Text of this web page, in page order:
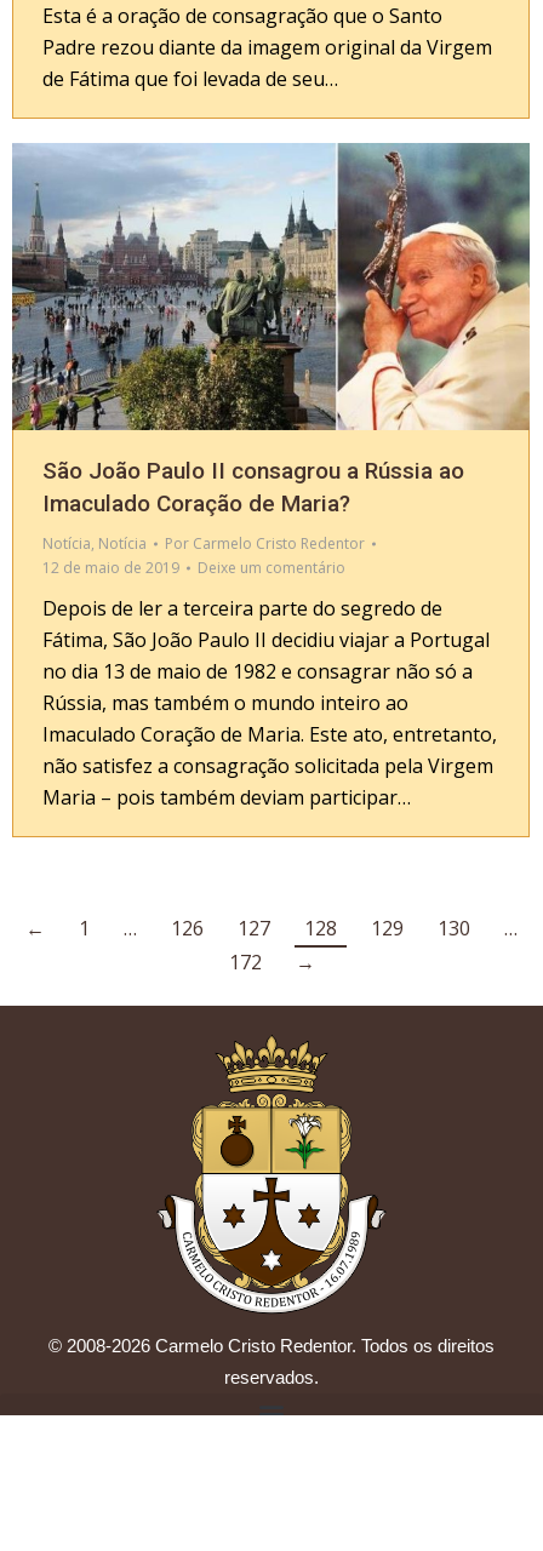
Esta é a oração de consagração que o Santo
Padre rezou diante da imagem original da Virgem
de Fátima que foi levada de seu…
São João Paulo II consagrou a Rússia ao
Imaculado Coração de Maria?
Notícia, Notícia Por Carmelo Cristo Redentor
12 de maio de 2019
Deixe um comentário
Depois de ler a terceira parte do segredo de
Fátima, São João Paulo II decidiu viajar a Portugal
no dia 13 de maio de 1982 e consagrar não só a
Rússia, mas também o mundo inteiro ao
Imaculado Coração de Maria. Este ato, entretanto,
não satisfez a consagração solicitada pela Virgem
Maria – pois também deviam participar…
← 1 … 126 127 128 129 130
…
172
→
© 2008-2026 Carmelo Cristo Redentor. Todos os direitos
reservados.